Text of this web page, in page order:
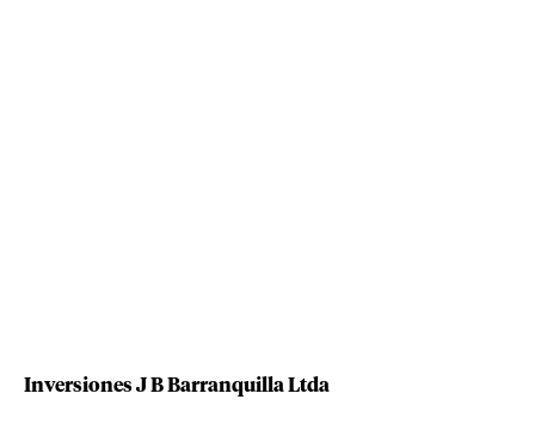
Inversiones J B Barranquilla Ltda